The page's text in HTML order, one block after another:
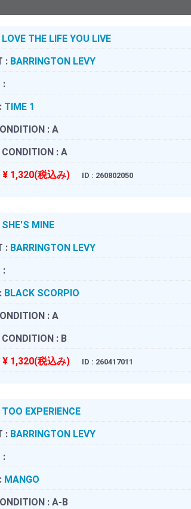
LOVE THE LIFE YOU LIVE
: BARRINGTON LEVY
:
TIME 1
: A
CONDITION : A
¥ 1,320(税込み) ID : 260802050
SHE'S MINE
: BARRINGTON LEVY
:
BLACK SCORPIO
: A
CONDITION : B
¥ 1,320(税込み) ID : 260417011
TOO EXPERIENCE
: BARRINGTON LEVY
:
MANGO
: A-B